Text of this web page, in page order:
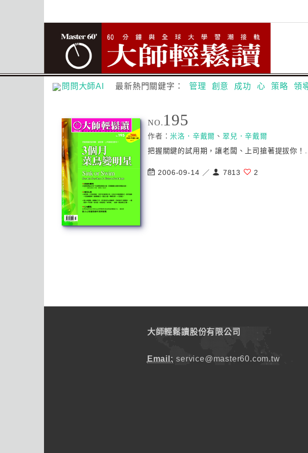
問問大師AI 最新熱門關鍵字： 管理 創意 成功 心 策略 領
NO. 195
作者：米洛．辛戴爾 、 翠兒．辛戴爾
把握關鍵的試用期，讓老闆、上司搶著提拔你！
2006-09-14 ／ 7813 2
大師輕鬆讀股份有限公司
Email: service@master60.com.tw